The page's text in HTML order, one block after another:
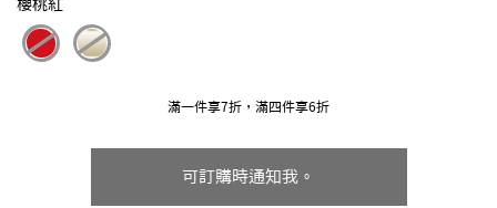
櫻桃紅
滿一件享7折，滿四件享6折
可訂購時通知我。